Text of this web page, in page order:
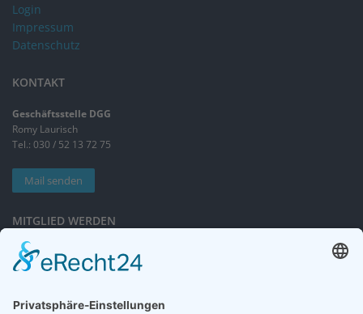
Login
Impressum
Datenschutz
KONTAKT
Geschäftsstelle DGG
Romy Laurisch
Tel.: 030 / 52 13 72 75
Mail senden
MITGLIED WERDEN
Sieben gute Gründe
für Ihre Mitgliedschaft